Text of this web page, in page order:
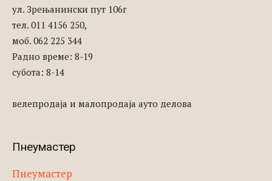
ул. Зрењанински пут 106г
тел. 011 4156 250,
моб. 062 225 344
Радно време: 8-19
субота: 8-14
велепродаја и малопродаја ауто делова
Пнеумастер
Пнеумастер